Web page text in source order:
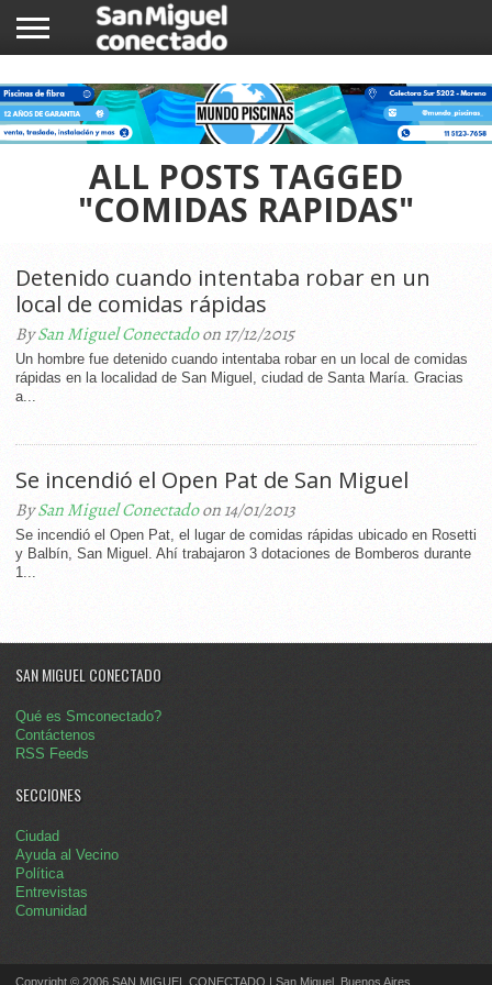
NOTICIAS
COMUNIDAD
COMERCIOS
ALL POSTS TAGGED
"COMIDAS RAPIDAS"
Detenido cuando intentaba robar en un
local de comidas rápidas
BySan Miguel Conectadoon 17/12/2015
Un hombre fue detenido cuando intentaba robar en un local de comidas
rápidas en la localidad de San Miguel, ciudad de Santa María. Gracias
a...
Se incendió el Open Pat de San Miguel
BySan Miguel Conectadoon 14/01/2013
Se incendió el Open Pat, el lugar de comidas rápidas ubicado en Rosetti
y Balbín, San Miguel. Ahí trabajaron 3 dotaciones de Bomberos durante
1...
SAN MIGUEL CONECTADO
Qué es Smconectado?
Contáctenos
RSS Feeds
SECCIONES
Ciudad
Ayuda al Vecino
Política
Entrevistas
Comunidad
Copyright © 2006 SAN MIGUEL CONECTADO | San Miguel, Buenos Aires.